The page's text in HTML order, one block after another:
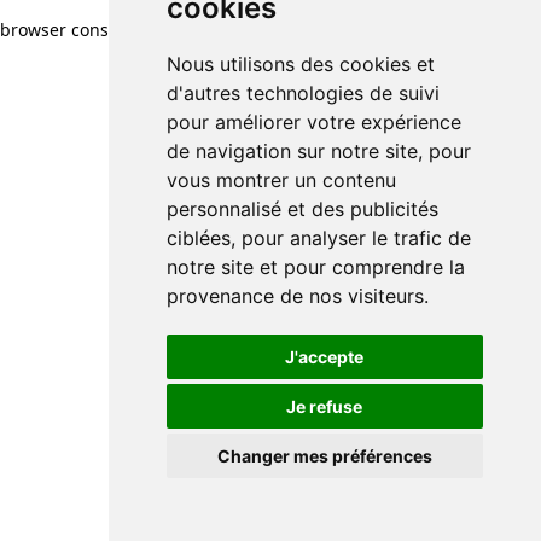
cookies
Nous utilisons des cookies et
d'autres technologies de suivi
pour améliorer votre expérience
de navigation sur notre site, pour
vous montrer un contenu
personnalisé et des publicités
ciblées, pour analyser le trafic de
notre site et pour comprendre la
provenance de nos visiteurs.
J'accepte
Je refuse
Changer mes préférences
browser console for more information)